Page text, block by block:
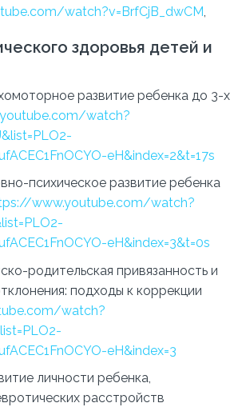
watch?v=BrfCjB_dwCM
здоровья детей и
развитие ребенка до 3-х
watch?
eH&index=2&t=17s
психическое развитие ребенка
www.youtube.com/watch?
eH&index=3&t=0s
родительская привязанность и
подходы к коррекции
watch?
eH&index=3
личности ребенка,
расстройств